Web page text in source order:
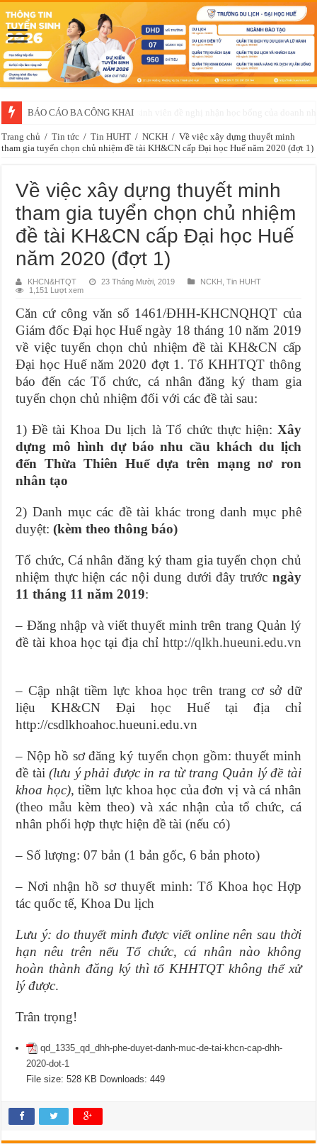
Thông báo về việc xét chọn sinh viên đề nghị nhận học bổng của doanh
Trang chủ / Tin tức / Tin HUHT / NCKH / Về việc xây dựng thuyết minh
tham gia tuyển chọn chủ nhiệm đề tài KH&CN cấp Đại học Huế năm 2020 (đợt 1)
Về việc xây dựng thuyết minh
tham gia tuyển chọn chủ nhiệm
đề tài KH&CN cấp Đại học Huế
năm 2020 (đợt 1)
KHCN&HTQT 23 Tháng Mười, 2019 NCKH ,Tin HUHT
1,151 Lượt xem
Căn cứ công văn số 1461/ĐHH-KHCNQHQT của
Giám đốc Đại học Huế ngày 18 tháng 10 năm 2019
về việc tuyển chọn chủ nhiệm đề tài KH&CN cấp
Đại học Huế năm 2020 đợt 1.Tổ KHHTQT thông
báo đến các Tổ chức, cá nhân đăng ký tham gia
tuyển chọn chủ nhiệm đối với các đề tài sau:
1) Đề tài Khoa Du lịch là Tổ chức thực hiện: Xây
dựng mô hình dự báo nhu cầu khách du lịch
đến Thừa Thiên Huế dựa trên mạng nơ ron
nhân tạo
2) Danh mục các đề tài khác trong danh mục phê
duyệt:(kèm theo thông báo)
Tổ chức, Cá nhân đăng ký tham gia tuyển chọn chủ
nhiệm thực hiện các nội dung dưới đây trước ngày
11 tháng 11 năm 2019:
– Đăng nhập và viết thuyết minh trên trang Quản lý
đề tài khoa học tại địa chỉ http://qlkh.hueuni.edu.vn
– Cập nhật tiềm lực khoa học trên trang cơ sở dữ
liệu KH&CN Đại học Huế tại địa chỉ
http://csdlkhoahoc.hueuni.edu.vn
– Nộp hồ sơ đăng ký tuyển chọn gồm: thuyết minh
đề tài(lưu ý phải được in ra từ trang Quản lý đề tài
khoa học), tiềm lực khoa học của đơn vị và cá nhân
(theo mẫu kèm theo) và xác nhận của tổ chức, cá
nhân phối hợp thực hiện đề tài (nếu có)
– Số lượng: 07 bản (1 bản gốc, 6 bản photo)
– Nơi nhận hồ sơ thuyết minh: Tổ Khoa học Hợp
tác quốc tế, Khoa Du lịch
Lưu ý: do thuyết minh được viết online nên sau thời
hạn nêu trên nếu Tổ chức, cá nhân nào không
hoàn thành đăng ký thì tổ KHHTQT không thể xử
lý được.
Trân trọng!
qd_1335_qd_dhh-phe-duyet-danh-muc-de-tai-khcn-cap-dhh-
2020-dot-1
File size: 528 KB Downloads: 449